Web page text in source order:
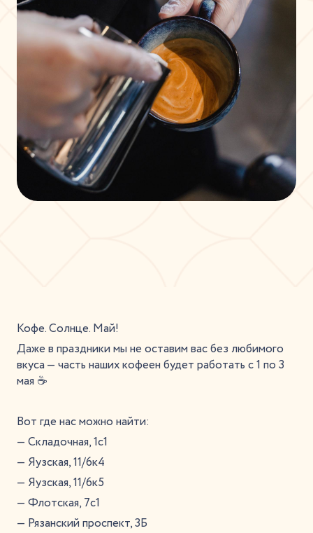
Кофе. Солнце. Май!
Даже в праздники мы не оставим вас без любимого
вкуса — часть наших кофеен будет работать с 1 по 3
мая ☕
Вот где нас можно найти:
— Складочная, 1с1
— Яузская, 11/6к4
— Яузская, 11/6к5
— Флотская, 7с1
— Рязанский проспект, 3Б